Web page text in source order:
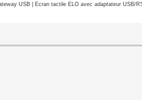
USB | Ecran tactile ELO avec adaptateur USB/